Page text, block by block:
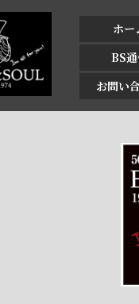
ホー
BS
お問い